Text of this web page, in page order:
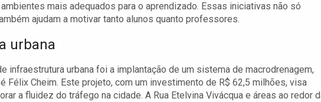
mais adequados para o aprendizado. Essas iniciativas não só
ajudam a motivar tanto alunos quanto professores.
urbana
infraestrutura urbana foi a implantação de um sistema de macrodrenagem,
Félix Cheim. Este projeto, com um investimento de R$ 62,5 milhões, visa
a fluidez do tráfego na cidade. A Rua Etelvina Vivácqua e áreas ao redor